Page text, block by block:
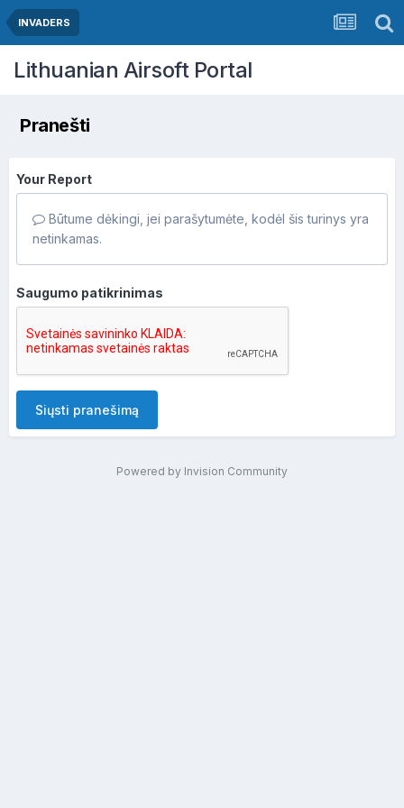
INVADERS
Lithuanian Airsoft Portal
Pranešti
Your Report
Būtume dėkingi, jei parašytumėte, kodėl šis turinys yra
netinkamas.
Saugumo patikrinimas
Siųsti pranešimą
Powered by Invision Community